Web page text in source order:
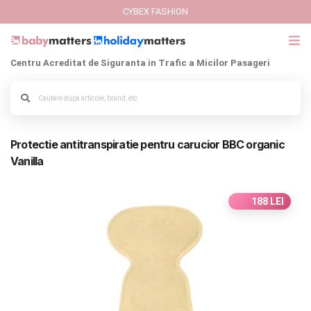
Italbaby Collections
CARUCIOARE COPII
SCAUNE AUTO
CYBEX FASHION
Centru Acreditat de Siguranta in Trafic a Micilor Pasageri
Protectie antitranspiratie pentru carucior BBC organic
Vanilla
188 LEI